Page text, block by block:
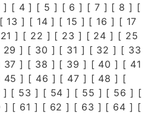
] [ 4 ] [ 5 ] [ 6 ] [ 7 ] [ 8 ] [
13 ] [ 14 ] [ 15 ] [ 16 ] [ 17
21 ] [ 22 ] [ 23 ] [ 24 ] [ 25
29 ] [ 30 ] [ 31 ] [ 32 ] [ 33
37 ] [ 38 ] [ 39 ] [ 40 ] [ 41
45 ] [ 46 ] [ 47 ] [ 48 ] [
] [ 53 ] [ 54 ] [ 55 ] [ 56 ] [
] [ 61 ] [ 62 ] [ 63 ] [ 64 ] [